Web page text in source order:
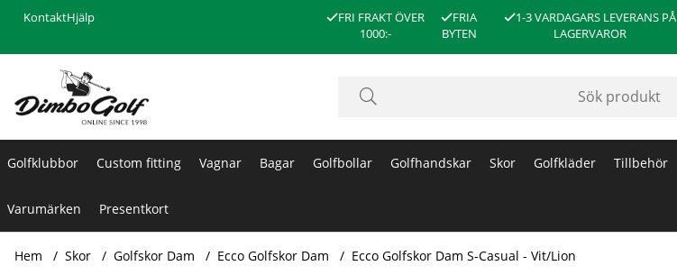
KontaktHjälp
FRI FRAKT ÖVER
1000:-
FRIA
BYTEN
1-3 VARDAGARS LEVERANS PÅ
LAGERVAROR
Golfklubbor Custom fitting Vagnar Bagar Golfbollar Golfhandskar Skor Golfkläder Tillbehör
Varumärken Presentkort
Hem Skor Golfskor Dam Ecco Golfskor Dam Ecco Golfskor Dam S-Casual - Vit/Lion